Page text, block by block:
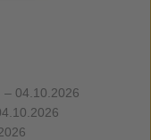
– 04.10.2026